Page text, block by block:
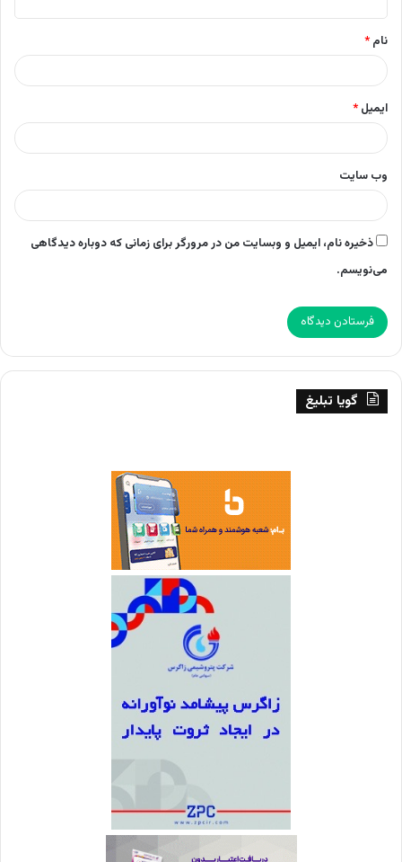
*
نام *
ایمیل *
وب‌ سایت
ذخیره نام، ایمیل و وبسایت من در مرورگر برای زمانی که دوباره دیدگاهی
می‌نویسم.
گویا تبلیغ